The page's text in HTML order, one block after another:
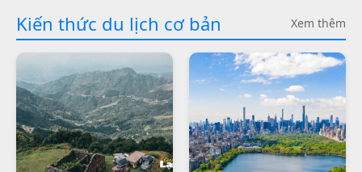
Kiến thức du lịch cơ bản Xem thêm